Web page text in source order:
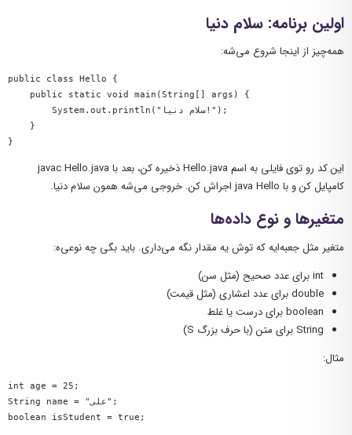
اولین برنامه: سلام دنیا
همه‌چیز از اینجا شروع می‌شه:
public class Hello {
    public static void main(String[] args) {
        System.out.println("سلام دنیا!");
    }
}
این کد رو توی فایلی به اسمHello.javaذخیره کن، بعد باjavac Hello.java
کامپایل کن و با java Helloاجراش کن. خروجی می‌شه همون سلام دنیا.
متغیرها و نوع داده‌ها
متغیر مثل جعبه‌ایه که توش یه مقدار نگه می‌داری. باید بگی چه نوعی‌ه:
intبرای عدد صحیح (مثل سن)
doubleبرای عدد اعشاری (مثل قیمت)
booleanبرای درست یا غلط
String برای متن (با حرف بزرگ S)
مثال:
int age = 25;
String name = "علی";
boolean isStudent = true;